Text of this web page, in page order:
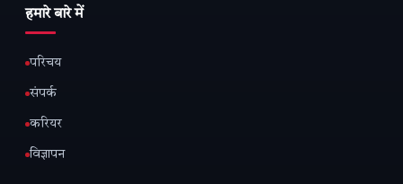
हमारे बारे में
परिचय
संपर्क
करियर
विज्ञापन